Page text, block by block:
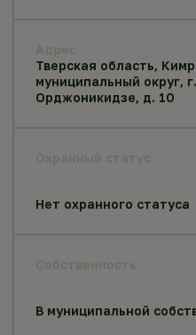
Тверская область,
муниципальный округ,
Орджоникидзе, д. 10
Нет охранного статуса
В муниципальной